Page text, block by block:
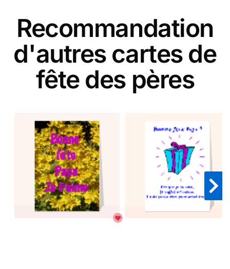
Recommandation
d'autres cartes de
fête des pères